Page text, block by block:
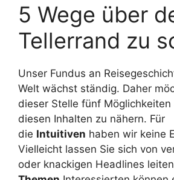
5 Wege über
Tellerrand zu
Unser Fundus an
Welt wächst ständig. Daher
dieser Stelle fünf
diesen Inhalten zu nähern. Für
die Intuitiven haben wir keine
Vielleicht lassen Sie sich von
oder knackigen Headlines